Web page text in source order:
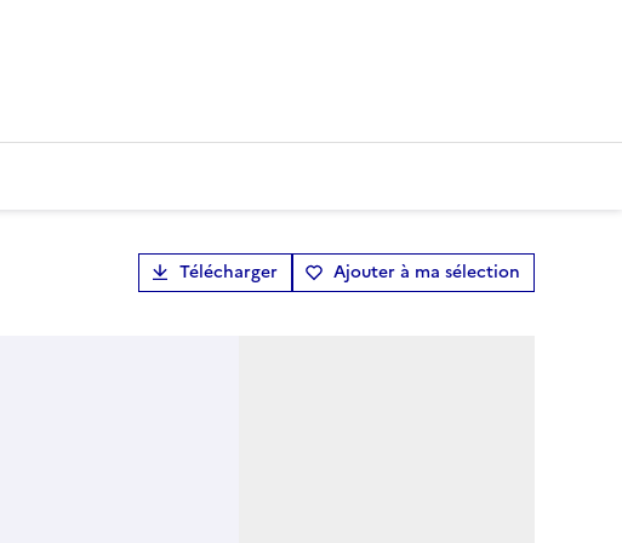
Télécharger Ajouter à ma sélection